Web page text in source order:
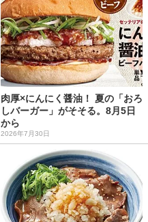
肉厚×にんにく醤油！ 夏の「おろ
しバーガー」がそそる。8月5日
から
2026年7月30日